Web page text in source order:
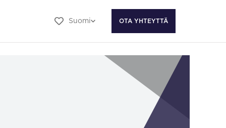
Suomi OTA YHTEYTTÄ